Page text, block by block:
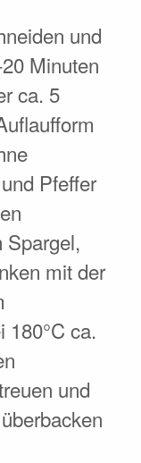
und
Minuten
ca. 5
Pfeffer
Spargel,
mit der
180°C ca.
und